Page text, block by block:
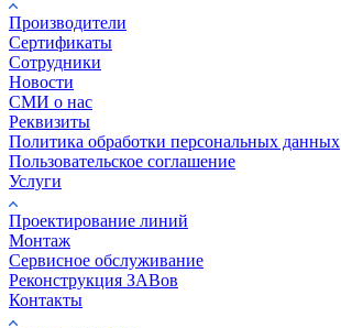
Производители
Сертификаты
Сотрудники
Новости
СМИ о нас
Реквизиты
Политика обработки персональных данных
Пользовательское соглашение
Услуги
Проектирование линий
Монтаж
Сервисное обслуживание
Реконструкция ЗАВов
Контакты